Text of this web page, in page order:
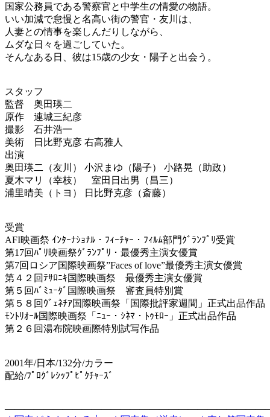
国家公務員である警察官と中学生の情愛の物語。
いい加減で怠慢と名高い街の警官・友川は、
人妻との情事を楽しんだりしながら、
ムダな日々を過ごしていた。
そんなある日、彼は15歳の少女・陽子と出会う。
スタッフ
監督 奥田瑛二
原作 連城三紀彦
撮影 石井浩一
美術 日比野克彦 右高雅人
出演
奥田瑛二（友川） 小沢まゆ（陽子） 小路晃（助政）
夏木マリ（幸枝） 室田日出男（昌三）
浦里晴美（トヨ） 日比野克彦（斎藤）
受賞
AFI映画祭 ｲﾝﾀｰﾅｼｮﾅﾙ・ﾌｨｰﾁｬｰ・ﾌｨﾙﾑ部門ｸﾞﾗﾝﾌﾟﾘ受賞
第17回ﾊﾟﾘ映画祭ｸﾞﾗﾝﾌﾟﾘ・最優秀主演女優賞
第7回ロシア国際映画祭”Faces of love”最優秀主演女優賞
第４２回ﾃｻﾛﾆｷ国際映画祭 最優秀主演女優賞
第５回ﾊﾞﾐｭｰﾀﾞ国際映画祭 審査員特別賞
第５８回ｳﾞｪﾈﾁｱ国際映画祭「国際批評家週間」正式出品作品
ﾓﾝﾄﾘｵｰﾙ国際映画祭「ﾆｭｰ・ｼﾈﾏ・ﾄｩﾓﾛｰ」正式出品作品
第２６回湯布院映画際特別試写作品
2001年/日本/132分/カラー
配給/ﾌﾟﾛｸﾞﾚｼｯﾌﾟﾋﾟｸﾁｬｰｽﾞ